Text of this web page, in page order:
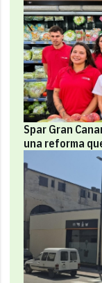
Spar Gran
una reforma